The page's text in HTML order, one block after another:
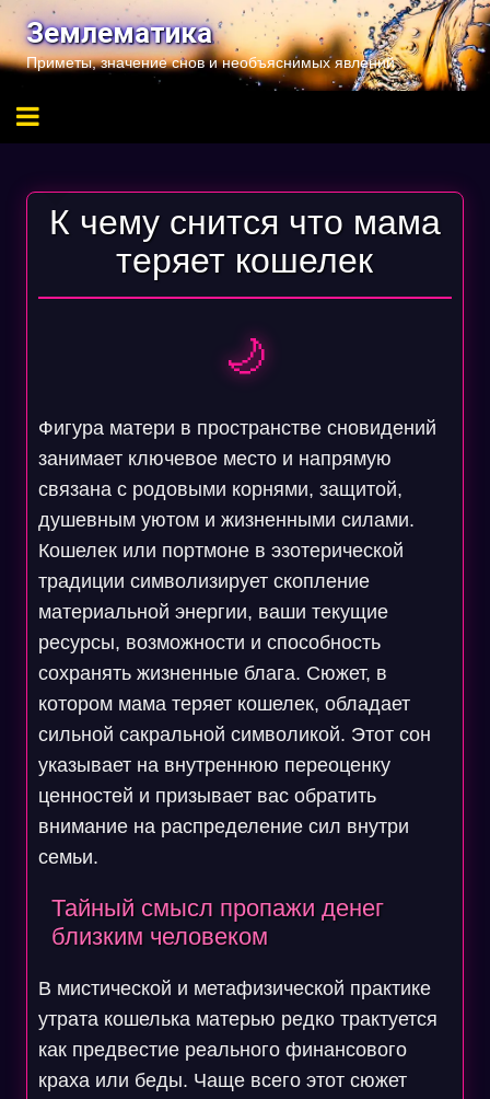
Перейти
содержимому
Землематика
Приметы, значение снов и необъяснимых явлений
К чему снится что мама
теряет кошелек
🌙
Фигура матери в пространстве сновидений
занимает ключевое место и напрямую
связана с родовыми корнями, защитой,
душевным уютом и жизненными силами.
Кошелек или портмоне в эзотерической
традиции символизирует скопление
материальной энергии, ваши текущие
ресурсы, возможности и способность
сохранять жизненные блага. Сюжет, в
котором мама теряет кошелек, обладает
сильной сакральной символикой. Этот сон
указывает на внутреннюю переоценку
ценностей и призывает вас обратить
внимание на распределение сил внутри
семьи.
Тайный смысл пропажи денег
близким человеком
В мистической и метафизической практике
утрата кошелька матерью редко трактуется
как предвестие реального финансового
краха или беды. Чаще всего этот сюжет